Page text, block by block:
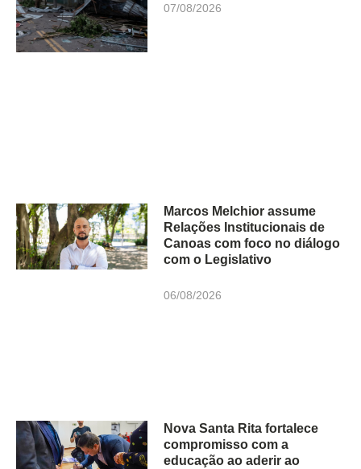
07/08/2026
Marcos Melchior assume
Relações Institucionais de
Canoas com foco no diálogo
com o Legislativo
06/08/2026
Nova Santa Rita fortalece
compromisso com a
educação ao aderir ao